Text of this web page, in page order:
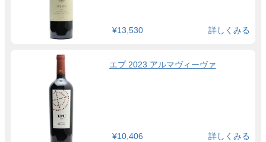
¥13,530 詳しくみる
エプ 2023 アルマヴィーヴァ
¥10,406 詳しくみる